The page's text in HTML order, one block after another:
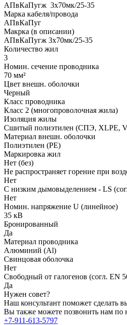
АПвКаПугж 3x70мк/25-35
Марка кабеля/провода
АПвКаПуг
Макрка (в описании)
АПвКаПугж 3x70мк/25-35
Количество жил
3
Номин. сечение проводника
70 мм²
Цвет внешн. оболочки
Черный
Класс проводника
Класс 2 (многопроволочная жила)
Изоляция жилы
Сшитый полиэтилен (СПЭ, XLPE,
Материал внешн. оболочки
Полиэтилен (PE)
Маркировка жил
Нет (без)
Не распространяет горение при
Нет
С низким дымовыделением - LS
Нет
Номин. напряжение U (линейное)
35 кВ
Бронированный
Да
Материал проводника
Алюминий (Al)
Свинцовая оболочка
Нет
Свободный от галогенов (согл. EN
Да
Нужен совет?
Наш консультант поможет сделать
Вы также можете позвонить нам по
+7-911-613-5797